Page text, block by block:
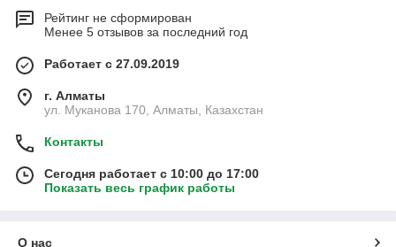
Рейтинг не сформирован
Менее 5 отзывов за последний год
Работает с 27.09.2019
г. Алматы
ул. Муканова 170, Алматы, Казахстан
Контакты
Сегодня работает с 10:00 до 17:00
Показать весь график работы
О нас